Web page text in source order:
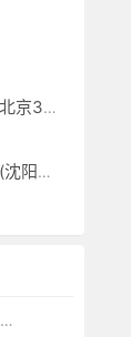
【北京市医院投诉电话】北京301医院电话--(北京301医院投诉电话多少)
沈阳儿科排名前十的医院(沈阳儿科最好的医院)